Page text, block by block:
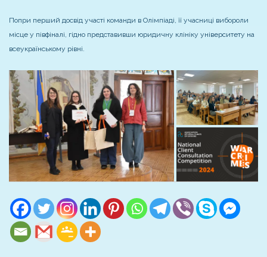
Попри перший досвід участі команди в Олімпіаді, її учасниці вибороли
місце у півфіналі, гідно представивши юридичну клініку університету на
всеукраїнському рівні.